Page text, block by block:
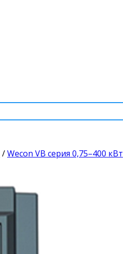
/Wecon VB серия 0,75–400 кВт